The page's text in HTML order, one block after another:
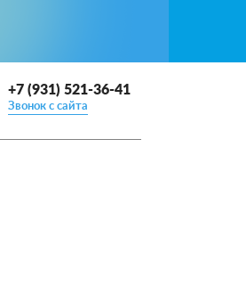
+7 (931) 521-36-41
Звонок с сайта